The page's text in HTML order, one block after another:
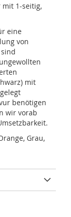
mit 1-seitig,
eine
von
mit
benötigen
wir vorab
Grau,